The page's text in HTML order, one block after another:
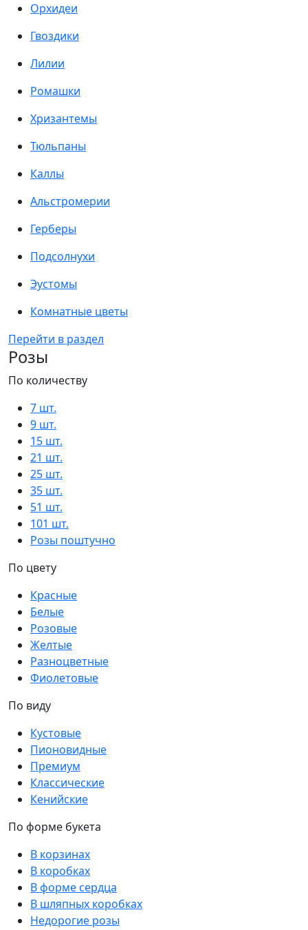
Орхидеи
Гвоздики
Лилии
Ромашки
Хризантемы
Тюльпаны
Каллы
Альстромерии
Герберы
Подсолнухи
Эустомы
Комнатные цветы
Перейти в раздел
Розы
По количеству
7 шт.
9 шт.
15 шт.
21 шт.
25 шт.
35 шт.
51 шт.
101 шт.
Розы поштучно
По цвету
Красные
Белые
Розовые
Желтые
Разноцветные
Фиолетовые
По виду
Кустовые
Пионовидные
Премиум
Классические
Кенийские
По форме букета
В корзинах
В коробках
В форме сердца
В шляпных коробках
Недорогие розы